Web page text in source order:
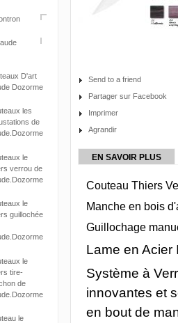
D'art
Dozorme
les
de
le
verrou de
le
guillochée
le
tire-
de
le
Send to a friend
Partager sur Facebook
Imprimer
Agrandir
EN SAVOIR PLUS
Couteau Thiers
Manche en bois
Guillochage
Lame en Acier
Système à
innovantes et
en bout de